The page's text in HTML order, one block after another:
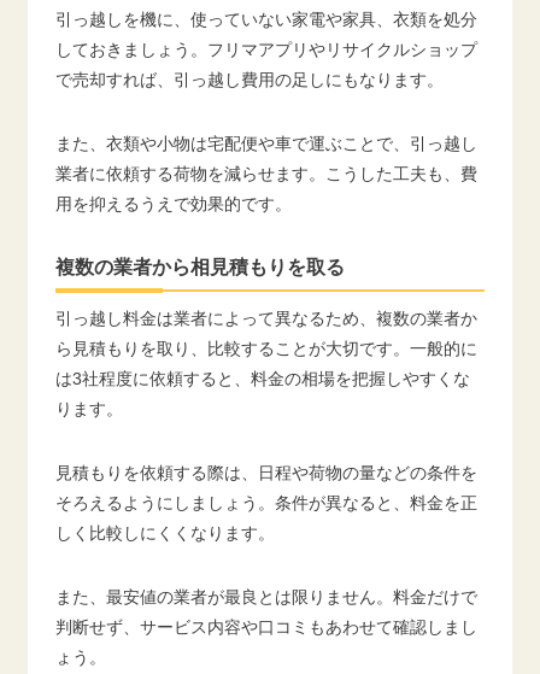
引っ越しを機に、使っていない家電や家具、衣類を処分
しておきましょう。フリマアプリやリサイクルショップ
で売却すれば、引っ越し費用の足しにもなります。
また、衣類や小物は宅配便や車で運ぶことで、引っ越し
業者に依頼する荷物を減らせます。こうした工夫も、費
用を抑えるうえで効果的です。
複数の業者から相見積もりを取る
引っ越し料金は業者によって異なるため、複数の業者か
ら見積もりを取り、比較することが大切です。一般的に
は3社程度に依頼すると、料金の相場を把握しやすくな
ります。
見積もりを依頼する際は、日程や荷物の量などの条件を
そろえるようにしましょう。条件が異なると、料金を正
しく比較しにくくなります。
また、最安値の業者が最良とは限りません。料金だけで
判断せず、サービス内容や口コミもあわせて確認しまし
ょう。